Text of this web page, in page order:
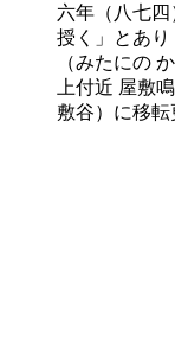
六年（八七
授く」とあ
（みたにの
上付近 屋敷
敷谷）に移